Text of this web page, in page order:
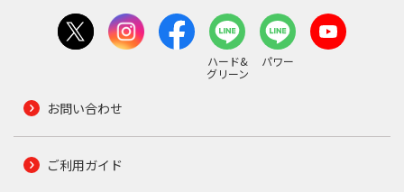
ハード&
グリーン
パワー
お問い合わせ
ご利用ガイド